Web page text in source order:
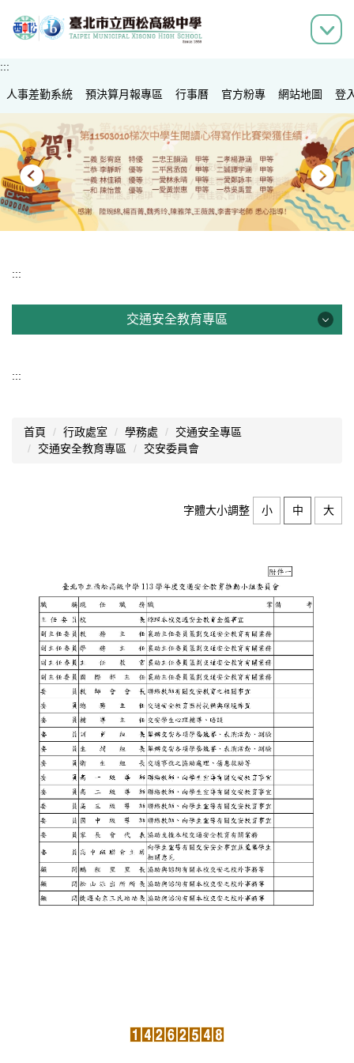
到
容
區
:::
人事差勤系統 預決算月報專區 行事曆 官方粉專 網站地圖 登
:::
交通安全教育專區
交安委員會
交通安全教育影片欣賞
汽機車線上模擬考
:::
首頁 行政處室 學務處
交通安全專區
交通安全教育專區
交安委員會
字體大小調整 小 中 大